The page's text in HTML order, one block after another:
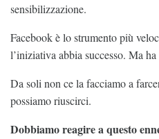
sensibilizzazione.
Facebook è lo strumento più
l’iniziativa abbia successo. Ma
Da soli non ce la facciamo a
possiamo riuscirci.
Dobbiamo reagire a questo